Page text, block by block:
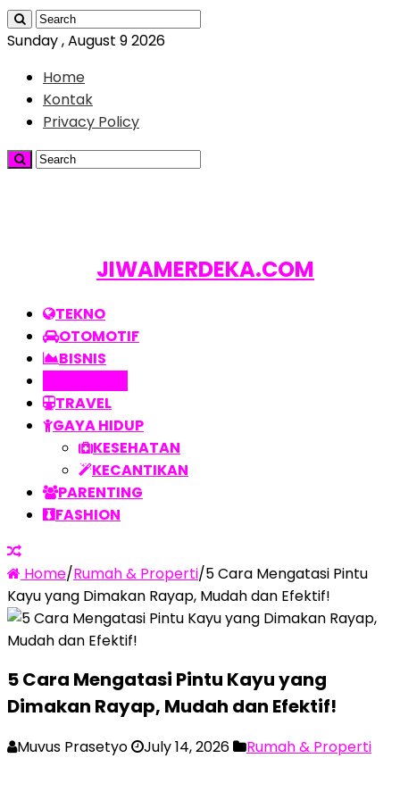
Sunday , August 9 2026
Home
Kontak
Privacy Policy
JIWAMERDEKA.COM
TEKNO
OTOMOTIF
BISNIS
TRAVEL
GAYA HIDUP
KESEHATAN
KECANTIKAN
PARENTING
FASHION
Home/Rumah & Properti/5 Cara Mengatasi Pintu
Kayu yang Dimakan Rayap, Mudah dan Efektif!
5 Cara Mengatasi Pintu Kayu yang
Dimakan Rayap, Mudah dan Efektif!
Muvus Prasetyo July 14, 2026 Rumah & Properti